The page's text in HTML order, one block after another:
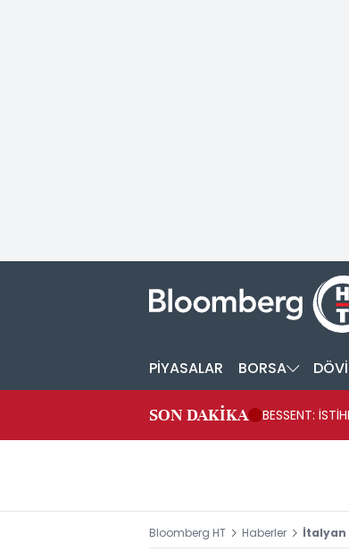
PİYASALAR BORSA
SON DAKİKA BESSENT:
Bloomberg HT Haberler İtalyan